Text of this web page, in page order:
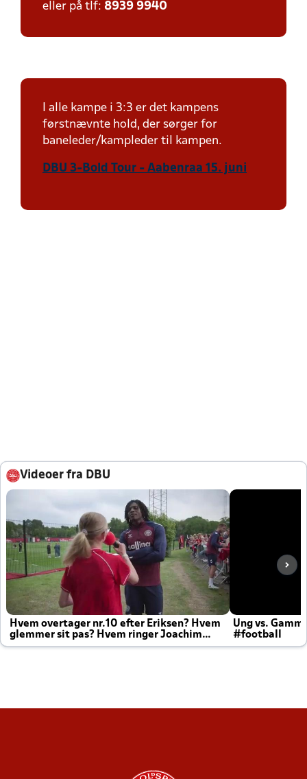
eller på tlf: 8939 9940
I alle kampe i 3:3 er det kampens
førstnævnte hold, der sørger for
baneleder/kampleder til kampen.
DBU 3-Bold Tour - Aabenraa 15. juni
Videoer fra DBU
Hvem overtager nr.10 efter Eriksen? Hvem
glemmer sit pas? Hvem ringer Joachim
altid til efter kampe?
Ung vs.
#football